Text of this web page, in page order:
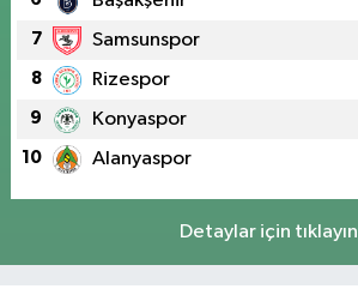
7 Samsunspor
8 Rizespor
9 Konyaspor
10 Alanyaspor
Detaylar için tıklayın